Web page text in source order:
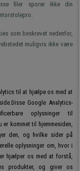
filer sporer ikke din
som beskrevet nedenfor,
muligvis ikke være
til at hjælpe os med at
Google Analytics-
oplysninger til
kommet til hjemmesiden,
den, og hvilke sider på
oplysninger om, hvor i
hjælper os med at forstå,
produkter, og giver os